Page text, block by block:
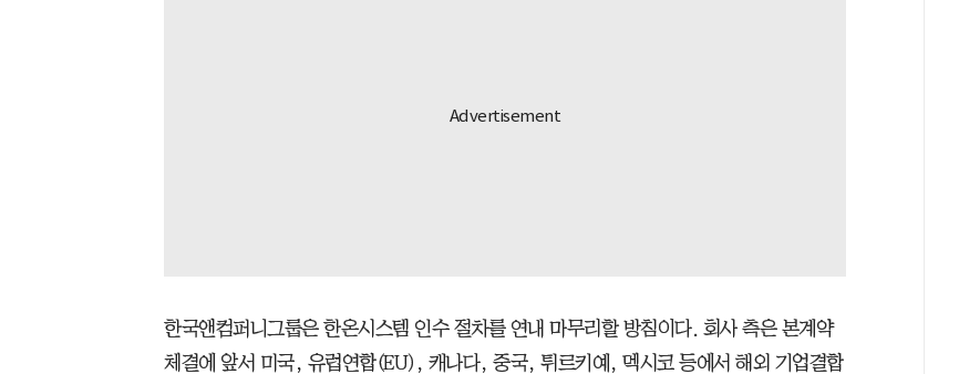
한국앤컴퍼니그룹은 한온시스템 인수 절차를 연내 마무리할 방침이다. 회사 측은 본계약
체결에 앞서 미국, 유럽연합(EU), 캐나다, 중국, 튀르키예, 멕시코 등에서 해외 기업결합